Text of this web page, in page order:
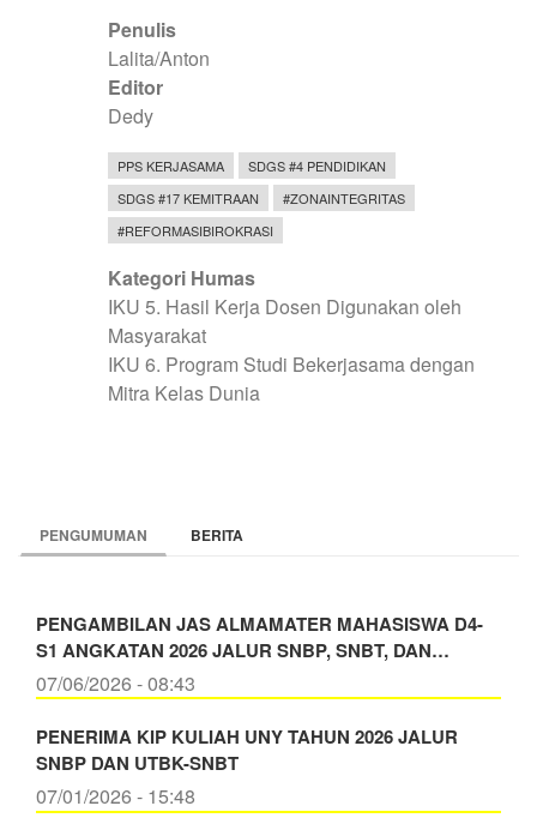
Penulis
Lalita/Anton
Editor
Dedy
PPS KERJASAMA
SDGS #4 PENDIDIKAN
SDGS #17 KEMITRAAN
#ZONAINTEGRITAS
#REFORMASIBIROKRASI
Kategori Humas
IKU 5. Hasil Kerja Dosen Digunakan oleh
Masyarakat
IKU 6. Program Studi Bekerjasama dengan
Mitra Kelas Dunia
PENGUMUMAN BERITA
PENGAMBILAN JAS ALMAMATER MAHASISWA D4-
S1 ANGKATAN 2026 JALUR SNBP, SNBT, DAN…
07/06/2026 - 08:43
PENERIMA KIP KULIAH UNY TAHUN 2026 JALUR
SNBP DAN UTBK-SNBT
07/01/2026 - 15:48